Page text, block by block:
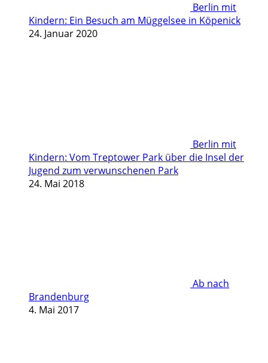
Berlin mit
Kindern: Ein Besuch am Müggelsee in Köpenick
24. Januar 2020
Berlin mit
Kindern: Vom Treptower Park über die Insel der
Jugend zum verwunschenen Park
24. Mai 2018
Ab nach
Brandenburg
4. Mai 2017